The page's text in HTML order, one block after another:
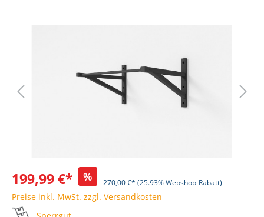
199,99 €* % 270,00 €*(25.93% Webshop-Rabatt)
Preise inkl. MwSt. zzgl. Versandkosten